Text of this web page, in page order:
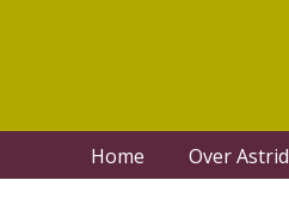
Home Over Astrid